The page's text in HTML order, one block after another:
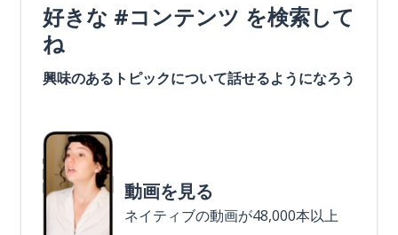
好きな #コンテンツ を検索して
ね
興味のあるトピックについて話せるようになろう
動画を見る
ネイティブの動画が48,000本以上